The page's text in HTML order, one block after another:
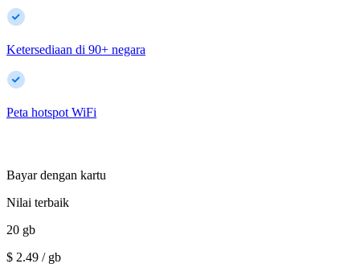
Ketersediaan di 90+ negara
Peta hotspot WiFi
Bayar dengan kartu
Nilai terbaik
20 gb
$ 2.49 / gb